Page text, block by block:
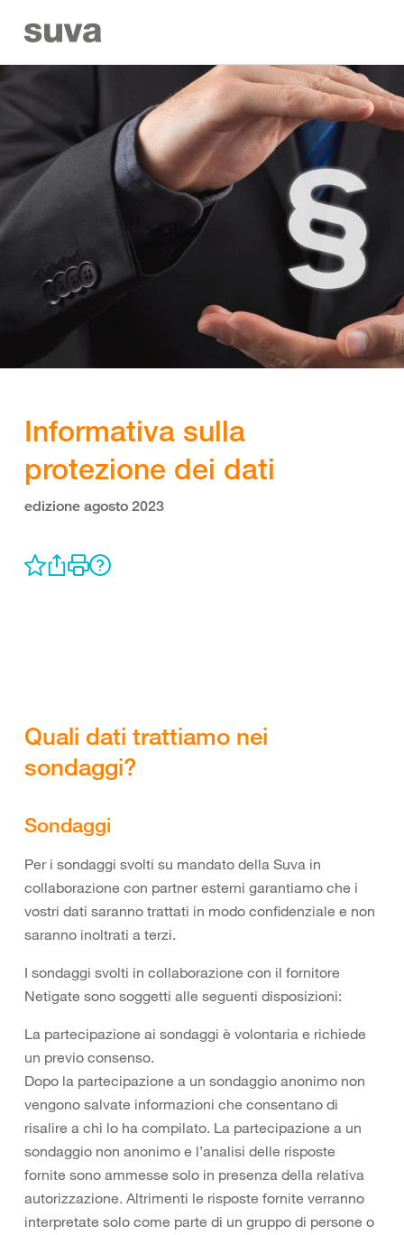
Informativa sulla
protezione dei dati
edizione agosto 2023
Quali dati trattiamo nei
sondaggi?
Sondaggi
Per i sondaggi svolti su mandato della Suva in
collaborazione con partner esterni garantiamo che i
vostri dati saranno trattati in modo confidenziale e non
saranno inoltrati a terzi.
I sondaggi svolti in collaborazione con il fornitore
Netigate sono soggetti alle seguenti disposizioni:
La partecipazione ai sondaggi è volontaria e richiede
un previo consenso.
Dopo la partecipazione a un sondaggio anonimo non
vengono salvate informazioni che consentano di
risalire a chi lo ha compilato. La partecipazione a un
sondaggio non anonimo e l’analisi delle risposte
fornite sono ammesse solo in presenza della relativa
autorizzazione. Altrimenti le risposte fornite verranno
interpretate solo come parte di un gruppo di persone o